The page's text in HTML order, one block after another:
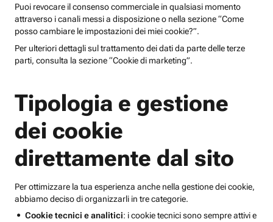
Puoi revocare il consenso commerciale in qualsiasi momento
attraverso i canali messi a disposizione o nella sezione “Come
posso cambiare le impostazioni dei miei cookie?”.
Per ulteriori dettagli sul trattamento dei dati da parte delle terze
parti, consulta la sezione “Cookie di marketing”.
Tipologia e gestione
dei cookie
direttamente dal sito
Per ottimizzare la tua esperienza anche nella gestione dei cookie,
abbiamo deciso di organizzarli in tre categorie.
Cookie tecnici e analitici: i cookie tecnici sono sempre attivi e